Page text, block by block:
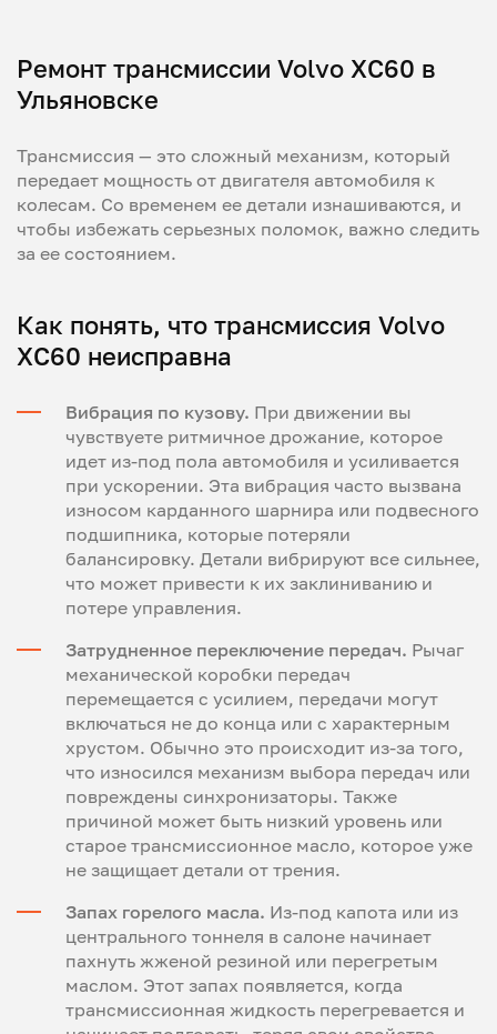
Ремонт трансмиссии Volvo XC60 в
Ульяновске
Трансмиссия — это сложный механизм, который
передает мощность от двигателя автомобиля к
колесам. Со временем ее детали изнашиваются, и
чтобы избежать серьезных поломок, важно следить
за ее состоянием.
Как понять, что трансмиссия Volvo
XC60 неисправна
Вибрация по кузову. При движении вы
чувствуете ритмичное дрожание, которое
идет из-под пола автомобиля и усиливается
при ускорении. Эта вибрация часто вызвана
износом карданного шарнира или подвесного
подшипника, которые потеряли
балансировку. Детали вибрируют все сильнее,
что может привести к их заклиниванию и
потере управления.
Затрудненное переключение передач. Рычаг
механической коробки передач
перемещается с усилием, передачи могут
включаться не до конца или с характерным
хрустом. Обычно это происходит из-за того,
что износился механизм выбора передач или
повреждены синхронизаторы. Также
причиной может быть низкий уровень или
старое трансмиссионное масло, которое уже
не защищает детали от трения.
Запах горелого масла. Из-под капота или из
центрального тоннеля в салоне начинает
пахнуть жженой резиной или перегретым
маслом. Этот запах появляется, когда
трансмиссионная жидкость перегревается и